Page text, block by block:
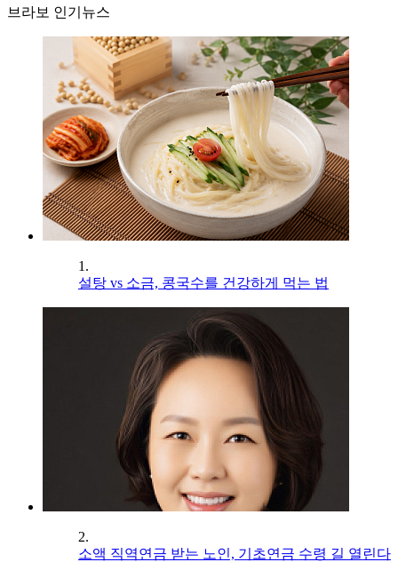
브라보 인기뉴스
1.
설탕 vs 소금, 콩국수를 건강하게 먹는 법
2.
소액 직역연금 받는 노인, 기초연금 수령 길 열린다